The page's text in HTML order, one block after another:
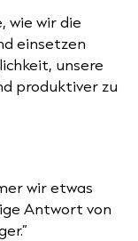
wie wir die
einsetzen
unsere
produktiver zu
wir etwas
Antwort von